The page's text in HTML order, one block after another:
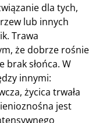
dla tych,
lub innych
Trawa
że dobrze rośnie
brak słońca. W
innymi:
życica trwała
jest